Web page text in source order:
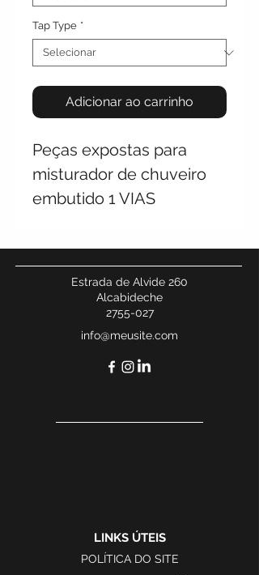
Tap Type *
Adicionar ao carrinho
Peças expostas para
misturador de chuveiro
embutido 1 VIAS
Estrada de Alvide 260
Alcabideche
2755-027
info@meusite.com
LINKS ÚTEIS
POLÍTICA DO SITE